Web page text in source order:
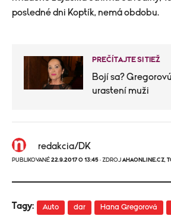
posledné dni Koptík, nemá obdobu.
PREČÍTAJTE SI TIEŽ
Bojí sa?
urastení muži
redakcia/DK
PUBLIKOVANÉ 22.9.2017 O 13:45 · ZDROJ AHAONLINE.CZ
Tagy: Auto dar Hana Gregorová